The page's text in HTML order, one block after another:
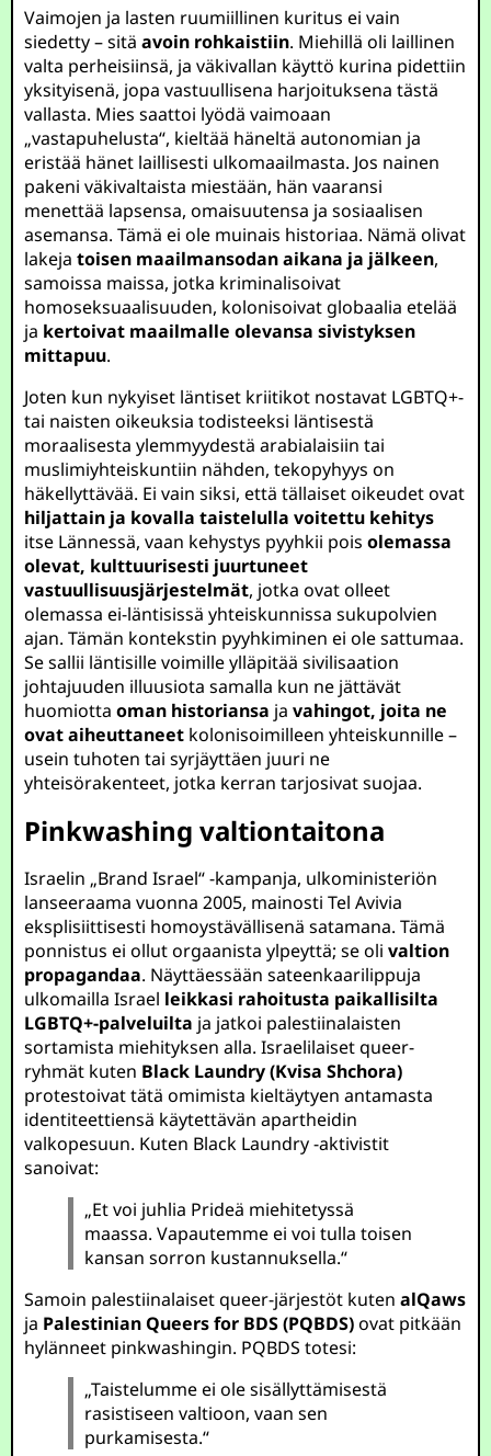
Vaimojen ja lasten ruumiillinen kuritus ei vain
siedetty – sitäavoin rohkaistiin. Miehillä oli laillinen
valta perheisiinsä, ja väkivallan käyttö kurina pidettiin
yksityisenä, jopa vastuullisena harjoituksena tästä
vallasta. Mies saattoi lyödä vaimoaan
„vastapuhelusta“, kieltää häneltä autonomian ja
eristää hänet laillisesti ulkomaailmasta. Jos nainen
pakeni väkivaltaista miestään, hän vaaransi
menettää lapsensa, omaisuutensa ja sosiaalisen
asemansa. Tämä ei ole muinais historiaa. Nämä olivat
lakejatoisen maailmansodan aikana ja jälkeen,
samoissa maissa, jotka kriminalisoivat
homoseksuaalisuuden, kolonisoivat globaalia etelää
ja kertoivat maailmalle olevansa sivistyksen
mittapuu.
Joten kun nykyiset läntiset kriitikot nostavat LGBTQ+-
tai naisten oikeuksia todisteeksi läntisestä
moraalisesta ylemmyydestä arabialaisiin tai
muslimiyhteiskuntiin nähden, tekopyhyys on
häkellyttävää. Ei vain siksi, että tällaiset oikeudet ovat
hiljattain ja kovalla taistelulla voitettu kehitys
itse Lännessä, vaan kehystys pyyhkii poisolemassa
olevat, kulttuurisesti juurtuneet
vastuullisuusjärjestelmät, jotka ovat olleet
olemassa ei-läntisissä yhteiskunnissa sukupolvien
ajan. Tämän kontekstin pyyhkiminen ei ole sattumaa.
Se sallii läntisille voimille ylläpitää sivilisaation
johtajuuden illuusiota samalla kun ne jättävät
huomiottaoman historiansa javahingot, joita ne
ovat aiheuttaneet kolonisoimilleen yhteiskunnille –
usein tuhoten tai syrjäyttäen juuri ne
yhteisörakenteet, jotka kerran tarjosivat suojaa.
Pinkwashing valtiontaitona
Israelin „Brand Israel“ -kampanja, ulkoministeriön
lanseeraama vuonna 2005, mainosti Tel Avivia
eksplisiittisesti homoystävällisenä satamana. Tämä
ponnistus ei ollut orgaanista ylpeyttä; se olivaltion
propagandaa. Näyttäessään sateenkaarilippuja
ulkomailla Israel leikkasi rahoitusta paikallisilta
LGBTQ+-palveluilta ja jatkoi palestiinalaisten
sortamista miehityksen alla. Israelilaiset queer-
ryhmät kuten Black Laundry (Kvisa Shchora)
protestoivat tätä omimista kieltäytyen antamasta
identiteettiensä käytettävän apartheidin
valkopesuun. Kuten Black Laundry -aktivistit
sanoivat:
„Et voi juhlia Prideä miehitetyssä
maassa. Vapautemme ei voi tulla toisen
kansan sorron kustannuksella.“
Samoin palestiinalaiset queer-järjestöt kutenalQaws
ja Palestinian Queers for BDS (PQBDS)ovat pitkään
hylänneet pinkwashingin. PQBDS totesi:
„Taistelumme ei ole sisällyttämisestä
rasistiseen valtioon, vaan sen
purkamisesta.“